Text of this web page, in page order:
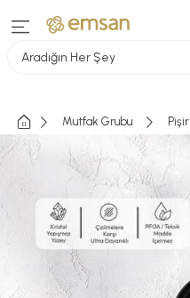
Aradığın Her Şey
Mutfak Grubu